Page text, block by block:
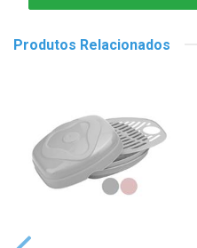
Produtos Relacionados